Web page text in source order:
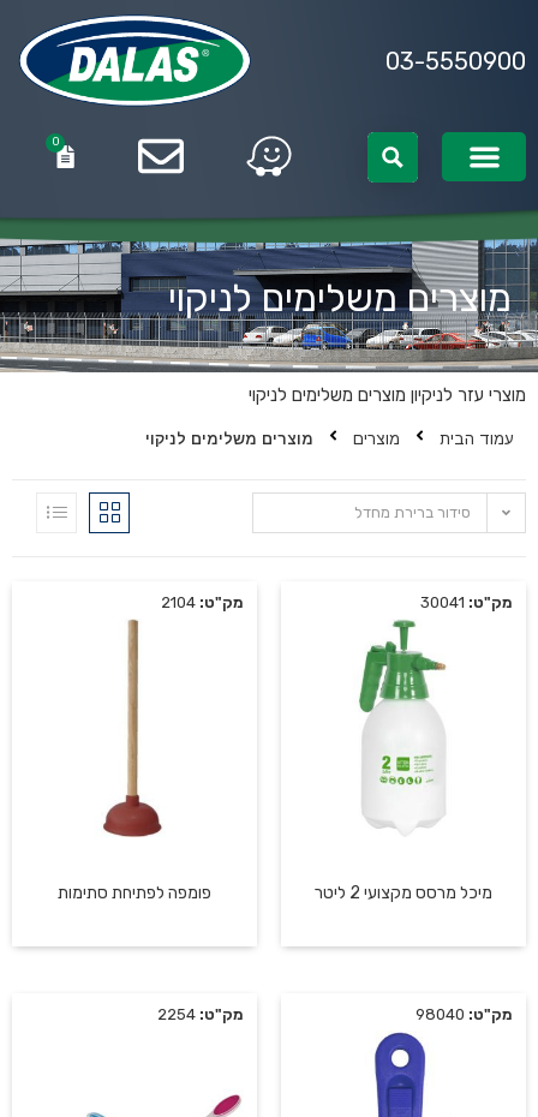
03-5550900
0
0
מוצרים משלימים לניקוי
מוצרי עזר לניקיון מוצרים משלימים לניקוי
עמוד הבית מוצרים מוצרים משלימים לניקוי
סידור ברירת מחדל
מק"ט:
מיכל מרסס מקצועי 2 ליטר
מק"ט:
פומפה לפתיחת סתימות
מק"ט: מק"ט: